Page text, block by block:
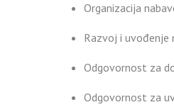
Organizacija
Razvoj i uvođenje
Odgovornost za
Odgovornost za